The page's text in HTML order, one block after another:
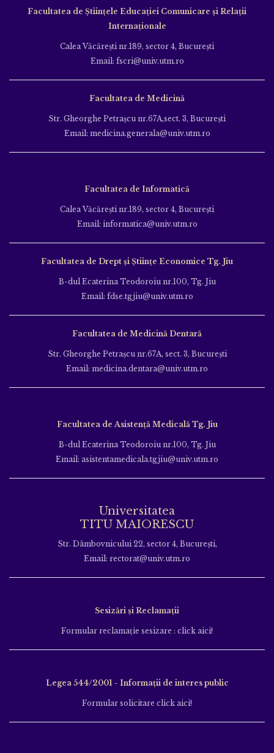
Facultatea de Ştiinţele Educației Comunicare și Relații
Internaționale
Calea Văcăreşti nr.189, sector 4, Bucureşti
Email: fscri@univ.utm.ro
Facultatea de Medicină
Str. Gheorghe Petraşcu nr.67A,sect. 3, Bucureşti
Email: medicina.generala@univ.utm.ro
Facultatea de Informatică
Calea Văcăreşti nr.189, sector 4, Bucureşti
Email: informatica@univ.utm.ro
Facultatea de Drept și Științe Economice Tg. Jiu
B-dul Ecaterina Teodoroiu nr.100, Tg. Jiu
Email: fdse.tgjiu@univ.utm.ro
Facultatea de Medicină Dentară
Str. Gheorghe Petraşcu nr.67A, sect. 3, Bucureşti
Email: medicina.dentara@univ.utm.ro
Facultatea de Asistență Medicală Tg. Jiu
B-dul Ecaterina Teodoroiu nr.100, Tg. Jiu
Email: asistentamedicala.tgjiu@univ.utm.ro
Universitatea
TITU MAIORESCU
Str. Dâmbovnicului 22, sector 4, București,
Email: rectorat@univ.utm.ro
Sesizări și Reclamații
Formular reclamație sesizare : click aici!
Legea 544/2001 - Informații de interes public
Formular solicitare click aici!